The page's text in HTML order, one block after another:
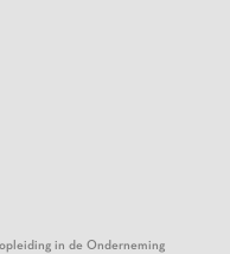
in de Onderneming